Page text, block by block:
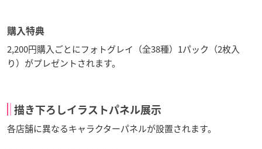
購入特典
2,200円購入ごとにフォトグレイ（全38種）1パック（2枚入
り）がプレゼントされます。
描き下ろしイラストパネル展示
各店舗に異なるキャラクターパネルが設置されます。